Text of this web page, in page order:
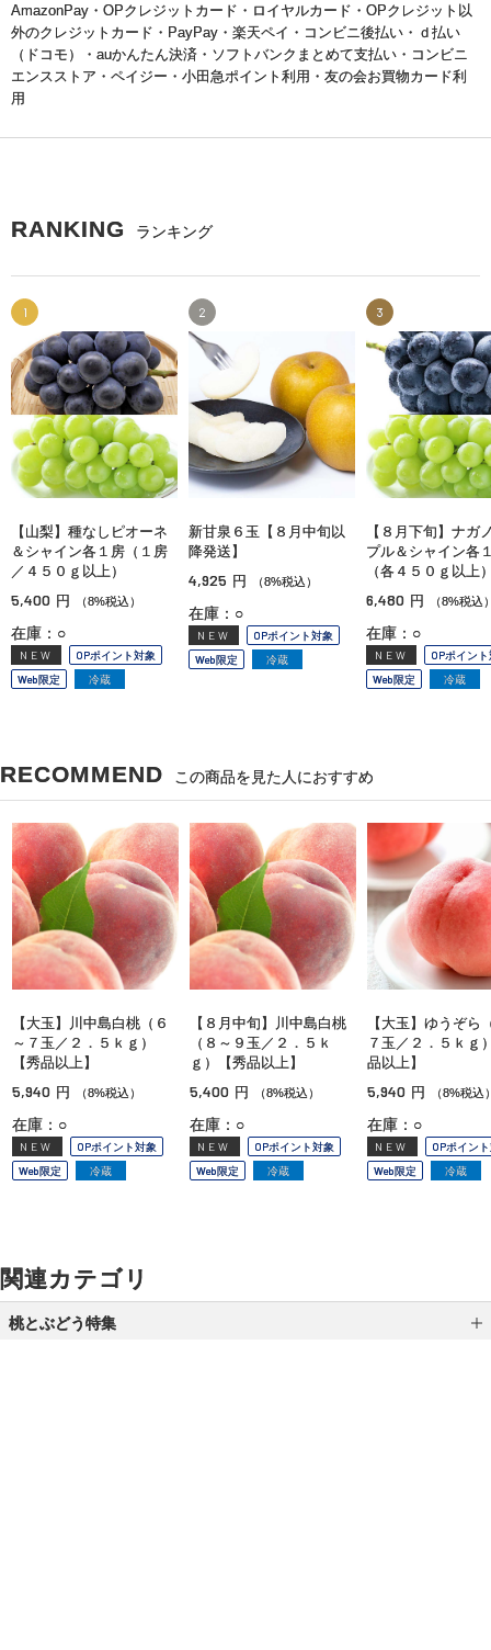
AmazonPay・OPクレジットカード・ロイヤルカード・OPクレジット以
外のクレジットカード・PayPay・楽天ペイ・コンビニ後払い・ｄ払い
（ドコモ）・auかんたん決済・ソフトバンクまとめて支払い・コンビニ
エンスストア・ペイジー・小田急ポイント利用・友の会お買物カード利
用
RANKING ランキング
1
【山梨】種なしピオーネ
＆シャイン各１房（１房
／４５０ｇ以上）
5,400 円 （8%税込）
在庫：○
NEW
OPポイント対象
Web限定
冷蔵
2
新甘泉６玉【８月中旬以
降発送】
4,925 円 （8%税込）
在庫：○
NEW
OPポイント対象
Web限定
冷蔵
3
【８月下旬】ナガ
プル＆シャイン各
（各４５０ｇ以上
6,480 円 （8%税込
在庫：○
NEW
OPポイン
Web限定
冷蔵
RECOMMEND この商品を見た人におすすめ
【大玉】川中島白桃（６
～７玉／２．５ｋｇ）
【秀品以上】
5,940 円 （8%税込）
在庫：○
NEW
OPポイント対象
Web限定
冷蔵
【８月中旬】川中島白桃
（８～９玉／２．５ｋ
ｇ）【秀品以上】
5,400 円 （8%税込）
在庫：○
NEW
OPポイント対象
Web限定
冷蔵
【大玉】ゆうぞら
７玉／２．５ｋｇ
品以上】
5,940 円 （8%税込
在庫：○
NEW
OPポイン
Web限定
冷蔵
関連カテゴリ
桃とぶどう特集